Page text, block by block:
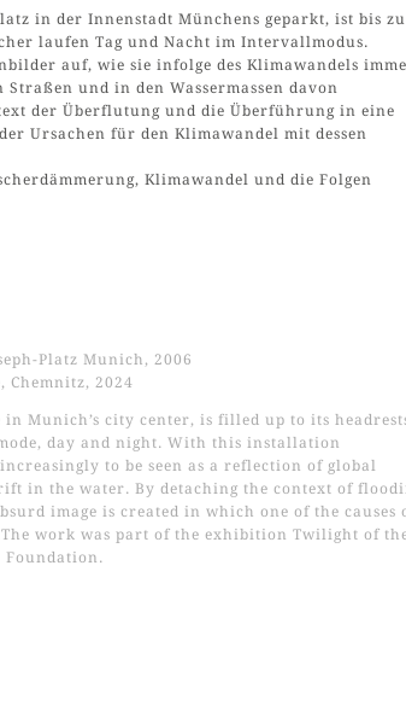
in der Innenstadt Münchens geparkt, ist bis zu
laufen Tag und Nacht im Intervallmodus.
auf, wie sie infolge des Klimawandels
und in den Wassermassen davon
der Überflutung und die Überführung in eine
Ursachen für den Klimawandel mit dessen
Klimawandel und die Folgen
Platz Munich, 2006
Chemnitz, 2024
Munich’s city center, is filled up to its
day and night. With this installation
to be seen as a reflection of global
in the water. By detaching the context of
image is created in which one of the causes
work was part of the exhibition Twilight of
Foundation.